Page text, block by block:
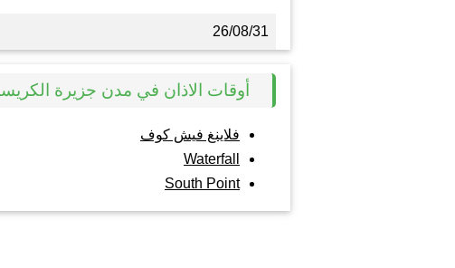
26/08/31
أوقات الاذان في مدن جزيرة
فلاينغ فيش كوف
Waterfall
South Point